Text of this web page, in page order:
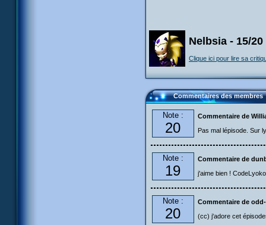
Nelbsia - 15/20
Clique ici pour lire sa
Commentaires des membres
Note :
20
Commentaire de
Pas mal lépisode. Sur
Note :
19
Commentaire de
j'aime bien !
Note :
20
Commentaire de
(cc) j'adore cet